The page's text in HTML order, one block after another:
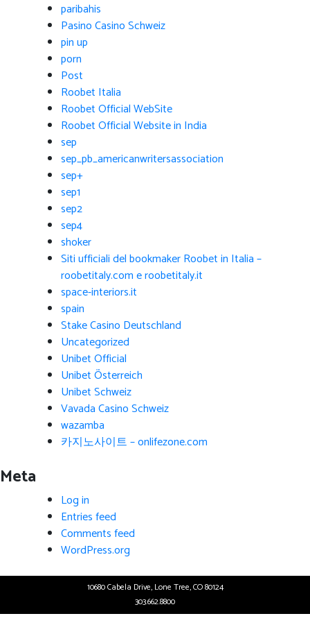
paribahis
Pasino Casino Schweiz
pin up
porn
Post
Roobet Italia
Roobet Official WebSite
Roobet Official Website in India
sep
sep_pb_americanwritersassociation
sep+
sep1
sep2
sep4
shoker
Siti ufficiali del bookmaker Roobet in Italia –
roobetitaly.com e roobetitaly.it
space-interiors.it
spain
Stake Casino Deutschland
Uncategorized
Unibet Official
Unibet Österreich
Unibet Schweiz
Vavada Casino Schweiz
wazamba
카지노사이트 – onlifezone.com
Meta
Log in
Entries feed
Comments feed
WordPress.org
10680 Cabela Drive, Lone Tree, CO 80124
303.662.8800